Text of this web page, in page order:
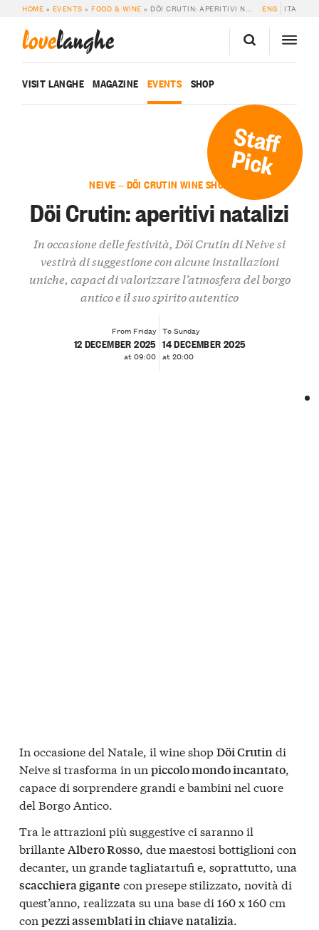
HOME » EVENTS »FOOD & WINE » DÖI CRUTIN: APERITIVI NATALIZI ENG ITA
lovelanghe
VISIT LANGHE MAGAZINE EVENTS SHOP
Staff
Pick
NEIVE — DÖI CRUTIN WINE SHOP
Döi Crutin: aperitivi natalizi
In occasione delle festività, Döi Crutin di Neive si
vestirà di suggestione con alcune installazioni
uniche, capaci di valorizzare l’atmosfera del borgo
antico e il suo spirito autentico
From Friday
12 DECEMBER 2025
at 09:00
To Sunday
14 DECEMBER 2025
at 20:00
In occasione del Natale, il wine shopDöi Crutindi
Neive si trasforma in un piccolo mondo incantato,
capace di sorprendere grandi e bambini nel cuore
del Borgo Antico.
Tra le attrazioni più suggestive ci saranno il
brillanteAlbero Rosso, due maestosi bottiglioni con
decanter, un grande tagliatartufi e, soprattutto, una
scacchiera gigante con presepe stilizzato, novità di
quest’anno, realizzata su una base di 160 x 160 cm
con pezzi assemblati in chiave natalizia.